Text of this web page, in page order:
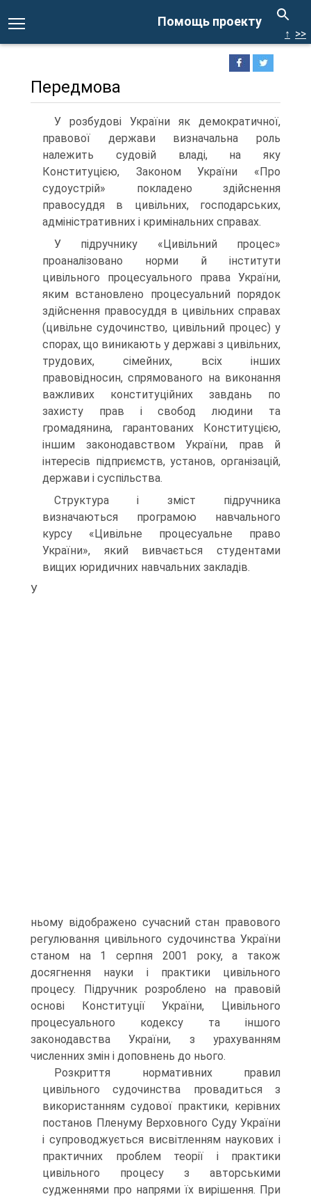
Помощь проекту
↑ >>
Передмова
У розбудові України як демократичної,
правової держави визначальна роль
належить судовій владі, на яку
Конституцією, Законом України «Про
судоустрій» покладено здійснення
правосуддя в цивільних, господарських,
адміністративних і кримінальних справах.
У підручнику «Цивільний процес»
проаналізовано норми й інститути
цивільного процесуального права України,
яким встановлено процесуальний порядок
здійснення правосуддя в цивільних справах
(цивільне судочинство, цивільний процес) у
спорах, що виникають у державі з цивільних,
трудових, сімейних, всіх інших
правовідносин, спрямованого на виконання
важливих конституційних завдань по
захисту прав і свобод людини та
громадянина, гарантованих Конституцією,
іншим законодавством України, прав й
інтересів підприємств, установ, організацій,
держави і суспільства.
Структура і зміст підручника
визначаються програмою навчального
курсу «Цивільне процесуальне право
України», який вивчається студентами
вищих юридичних навчальних закладів.
У
ньому відображено сучасний стан правового
регулювання цивільного судочинства України
станом на 1 серпня 2001 року, а також
досягнення науки і практики цивільного
процесу. Підручник розроблено на правовій
основі Конституції України, Цивільного
процесуального кодексу та іншого
законодавства України, з урахуванням
численних змін і доповнень до нього.
Розкриття нормативних правил
цивільного судочинства провадиться з
використанням судової практики, керівних
постанов Пленуму Верховного Суду України
і супроводжується висвітленням наукових і
практичних проблем теорії і практики
цивільного процесу з авторськими
судженнями про напрями їх вирішення. При